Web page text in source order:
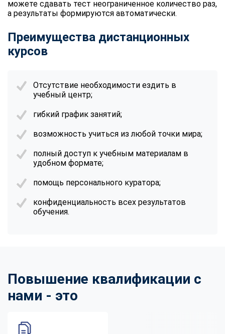
можете сдавать тест неограниченное количество раз,
а результаты формируются автоматически.
Преимущества дистанционных
курсов
Отсутствие необходимости ездить в
учебный центр;
гибкий график занятий;
возможность учиться из любой точки мира;
полный доступ к учебным материалам в
удобном формате;
помощь персонального куратора;
конфиденциальность всех результатов
обучения.
Повышение квалификации с
нами - это